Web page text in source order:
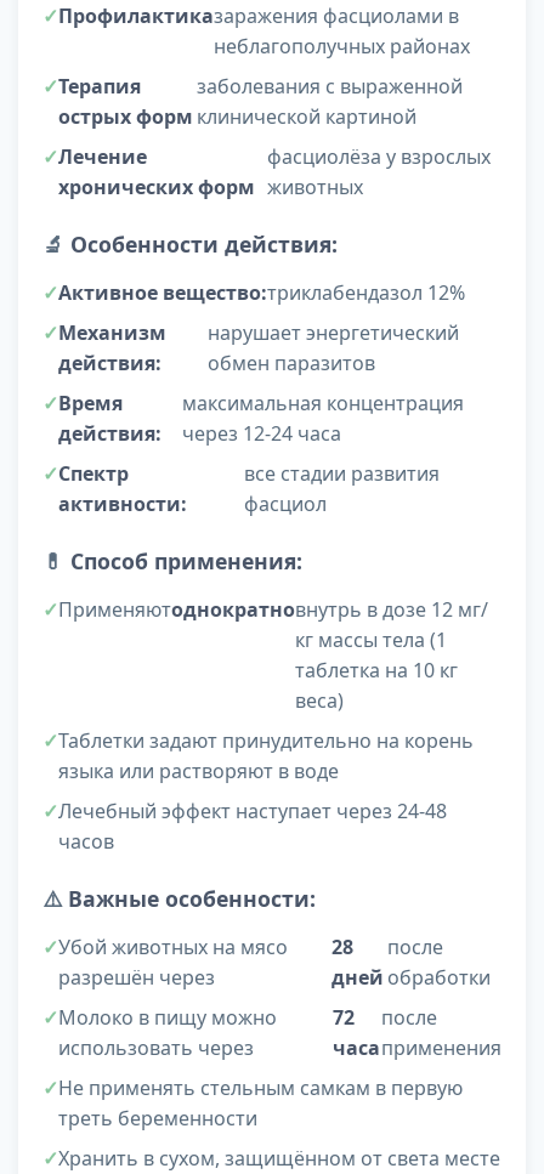
Профилактиказаражения фасциолами в
неблагополучных районах
Терапия
острых форм
заболевания с выраженной
клинической картиной
Лечение
хронических форм
фасциолёза у взрослых
животных
🔬 Особенности действия:
Активное вещество:триклабендазол 12%
Механизм
действия:
нарушает энергетический
обмен паразитов
Время
действия:
максимальная концентрация
через 12-24 часа
Спектр
активности:
все стадии развития
фасциол
💊 Способ применения:
Применяютоднократновнутрь в дозе 12 мг/
кг массы тела (1
таблетка на 10 кг
веса)
Таблетки задают принудительно на корень
языка или растворяют в воде
Лечебный эффект наступает через 24-48
часов
⚠️ Важные особенности:
Убой животных на мясо
разрешён через
28
дней
после
обработки
Молоко в пищу можно
использовать через
72
часа
после
применения
Не применять стельным самкам в первую
треть беременности
Хранить в сухом, защищённом от света месте